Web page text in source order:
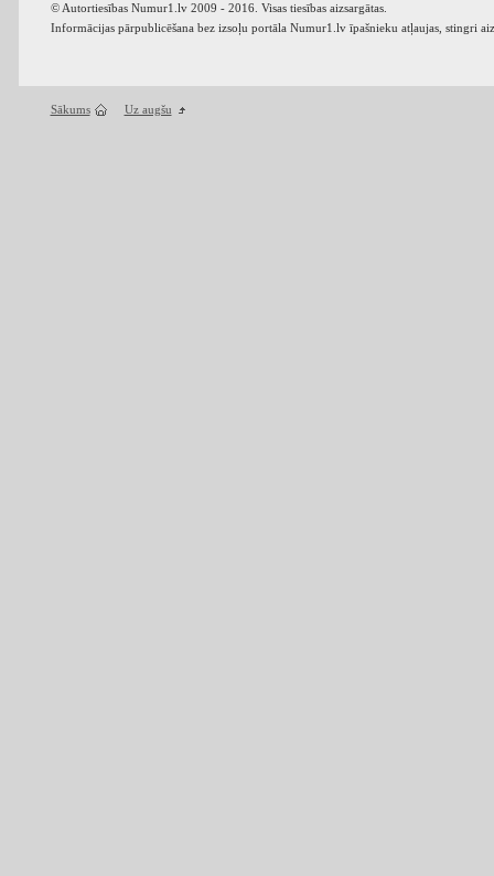
© Autortiesības Numur1.lv 2009 - 2016. Visas tiesības aizsargātas.
Informācijas pārpublicēšana bez izsoļu portāla Numur1.lv īpašnieku atļaujas, stingri
Sākums Uz augšu